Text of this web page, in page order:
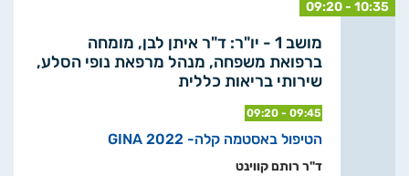
09:20 - 10:35
מושב 1 - יו"ר: ד"ר איתן לבן, מומחה
ברפואת משפחה, מנהל מרפאת נופי הסלע,
שירותי בריאות כללית
09:20 - 09:45
הטיפול באסטמה קלה- 2022 GINA
ד"ר רותם קווינט